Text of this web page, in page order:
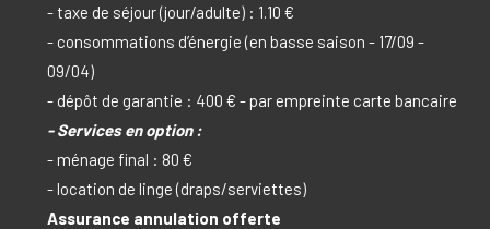
- taxe de séjour (jour/adulte) : 1.10 €
- consommations d’énergie (en basse saison - 17/09 -
09/04)
- dépôt de garantie : 400 € - par empreinte carte bancaire
- Services en option :
- ménage final : 80 €
- location de linge (draps/serviettes)
Assurance annulation offerte